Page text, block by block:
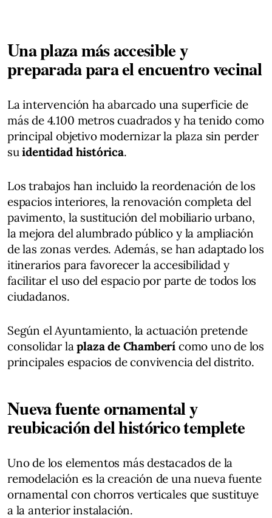
Una plaza más accesible y
preparada para el encuentro vecinal
La intervención ha abarcado una superficie de
más de 4.100 metros cuadrados y ha tenido como
principal objetivo modernizar la plaza sin perder
suidentidad histórica.
Los trabajos han incluido la reordenación de los
espacios interiores, la renovación completa del
pavimento, la sustitución del mobiliario urbano,
la mejora del alumbrado público y la ampliación
de las zonas verdes. Además, se han adaptado los
itinerarios para favorecer la accesibilidad y
facilitar el uso del espacio por parte de todos los
ciudadanos.
Según el Ayuntamiento, la actuación pretende
consolidar laplaza de Chamberí como uno de los
principales espacios de convivencia del distrito.
Nueva fuente ornamental y
reubicación del histórico templete
Uno de los elementos más destacados de la
remodelación es la creación de una nueva fuente
ornamental con chorros verticales que sustituye
a la anterior instalación.